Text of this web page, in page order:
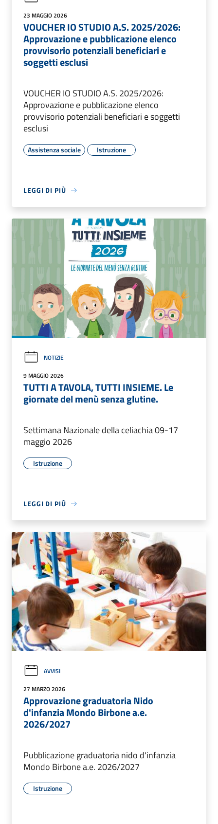
23 MAGGIO 2026
VOUCHER IO STUDIO A.S. 2025/2026:
Approvazione e pubblicazione elenco
provvisorio potenziali beneficiari e
soggetti esclusi
VOUCHER IO STUDIO A.S. 2025/2026:
Approvazione e pubblicazione elenco
provvisorio potenziali beneficiari e soggetti
esclusi
Assistenza sociale Istruzione
LEGGI DI PIÙ
NOTIZIE
9 MAGGIO 2026
TUTTI A TAVOLA, TUTTI INSIEME. Le
giornate del menù senza glutine.
Settimana Nazionale della celiachia 09-17
maggio 2026
Istruzione
LEGGI DI PIÙ
AVVISI
27 MARZO 2026
Approvazione graduatoria Nido
d'infanzia Mondo Birbone a.e.
2026/2027
Pubblicazione graduatoria nido d'infanzia
Mondo Birbone a.e. 2026/2027
Istruzione